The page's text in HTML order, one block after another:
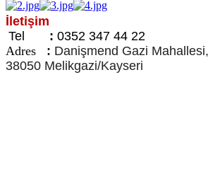
İletişim
Tel
: 0352 347 44 22
Adres : Danişmend Gazi
38050 Melikgazi/Kayseri